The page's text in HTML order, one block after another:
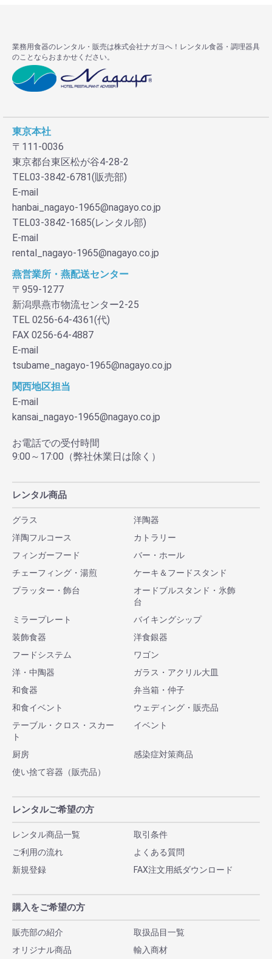
業務用食器のレンタル・販売は株式会社ナガヨへ！レンタル食器・調理器具
のことならおまかせください。
東京本社
〒111-0036
東京都台東区松が谷4-28-2
TEL03-3842-6781(販売部)
E-mail
hanbai_nagayo-1965@nagayo.co.jp
TEL03-3842-1685(レンタル部)
E-mail
rental_nagayo-1965@nagayo.co.jp
燕営業所・燕配送センター
〒959-1277
新潟県燕市物流センター2-25
TEL 0256-64-4361(代)
FAX 0256-64-4887
E-mail
tsubame_nagayo-1965@nagayo.co.jp
関西地区担当
E-mail
kansai_nagayo-1965@nagayo.co.jp
お電話での受付時間
9:00～17:00（弊社休業日は除く）
レンタル商品
グラス
洋陶器
洋陶フルコース
カトラリー
フィンガーフード
バー・ホール
チェーフィング・湯煎
ケーキ＆フードスタンド
プラッター・飾台
オードブルスタンド・氷飾
台
ミラープレート
バイキングシップ
装飾食器
洋食銀器
フードシステム
ワゴン
洋・中陶器
ガラス・アクリル大皿
和食器
弁当箱・仲子
和食イベント
ウェディング・販売品
テーブル・クロス・スカー
ト
イベント
厨房
感染症対策商品
使い捨て容器（販売品）
レンタルご希望の方
レンタル商品一覧
取引条件
ご利用の流れ
よくある質問
新規登録
FAX注文用紙ダウンロード
購入をご希望の方
販売部の紹介
取扱品目一覧
オリジナル商品
輸入商材